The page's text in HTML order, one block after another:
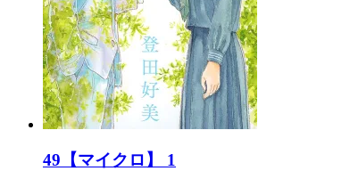
49【マイクロ】 1